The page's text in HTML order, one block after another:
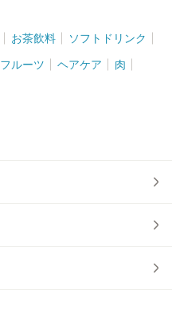
お茶飲料 ソフトドリンク
フルーツ ヘアケア 肉